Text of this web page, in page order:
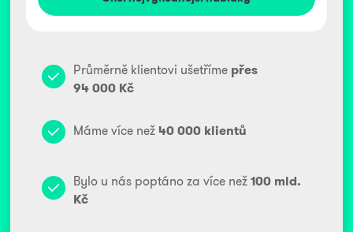
Průměrně klientovi ušetříme přes
94 000 Kč
Máme více než 40 000 klientů
Bylo u nás poptáno za více než 100 mld.
Kč